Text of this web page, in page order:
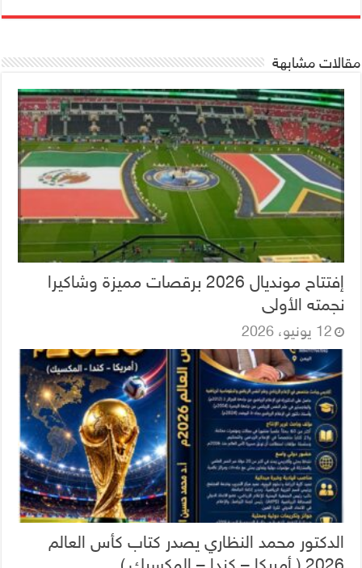
مقالات مشابهة
إفتتاح مونديال 2026 برقصات مميزة وشاكيرا
نجمته الأولى
12 يونيو، 2026
الدكتور محمد النظاري يصدر كتاب كأس العالم